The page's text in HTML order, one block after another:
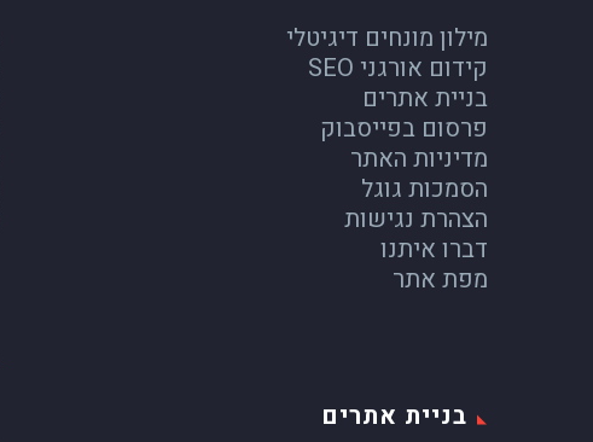
מילון מונחים דיגיטלי
קידום אורגני SEO
בניית אתרים
פרסום בפייסבוק
מדיניות האתר
הסמכות גוגל
הצהרת נגישות
דברו איתנו
מפת אתר
בניית אתרים